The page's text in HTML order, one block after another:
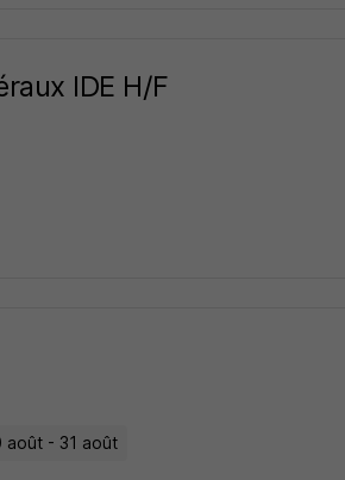
IDE H/F
août - 31 août